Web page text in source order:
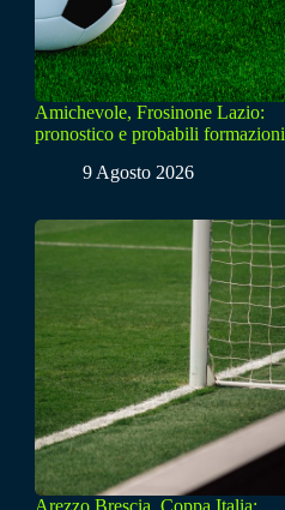
Amichevole, Frosinone Lazio:
pronostico e probabili formazioni
9 Agosto 2026